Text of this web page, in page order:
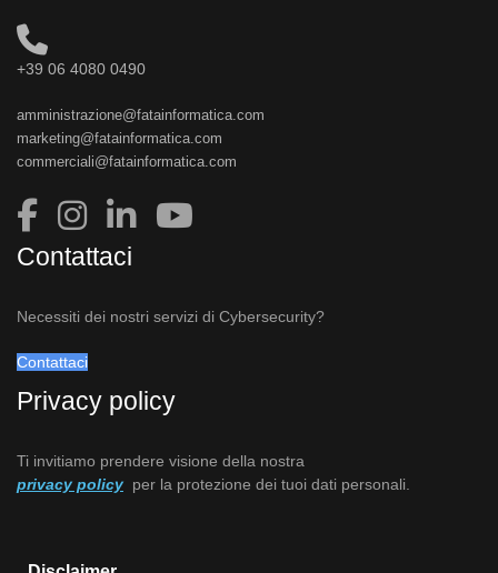
+39 06 4080 0490
amministrazione@fatainformatica.com
marketing@fatainformatica.com
commerciali@fatainformatica.com
Contattaci
Necessiti dei nostri servizi di Cybersecurity?
Contattaci
Privacy policy
Ti invitiamo prendere visione della nostra
privacy policy per la protezione dei tuoi dati personali.